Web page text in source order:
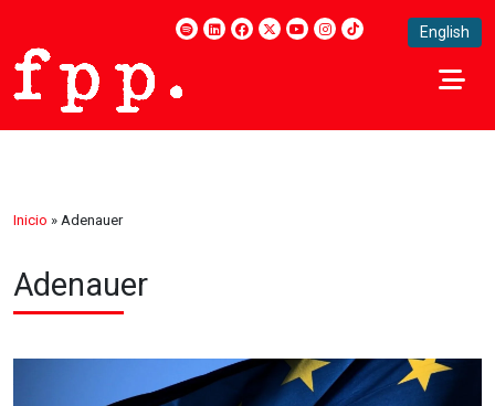
English
Inicio » Adenauer
Adenauer